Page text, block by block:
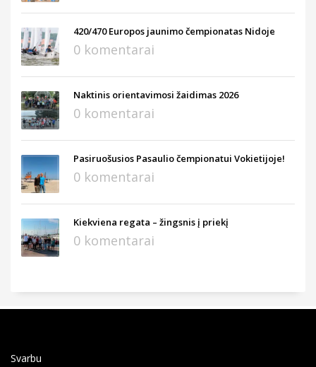
420/470 Europos jaunimo čempionatas Nidoje
0 komentarai
Naktinis orientavimosi žaidimas 2026
0 komentarai
Pasiruošusios Pasaulio čempionatui Vokietijoje!
0 komentarai
Kiekviena regata – žingsnis į priekį
0 komentarai
Svarbu